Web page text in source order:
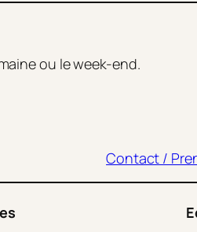
ou le week-end.
Contact /